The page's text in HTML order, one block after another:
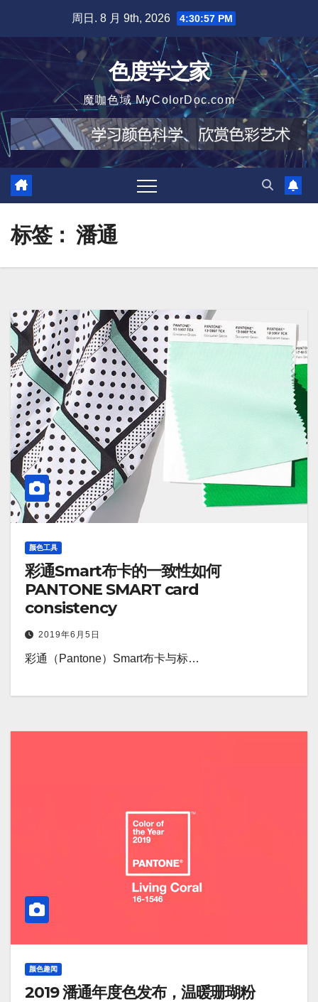
周日. 8 月 9th, 2026 4:30:58 PM
色度学之家
魔咖色域 MyColorDoc.com
标签： 潘通
颜色工具
彩通Smart布卡的一致性如何
PANTONE SMART card
consistency
2019年6月5日
彩通（Pantone）Smart布卡与标…
颜色趣闻
2019 潘通年度色发布，温暖珊瑚粉